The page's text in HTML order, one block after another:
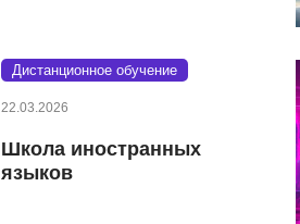
Дистанционное обучение
22.03.2026
Школа иностранных
языков